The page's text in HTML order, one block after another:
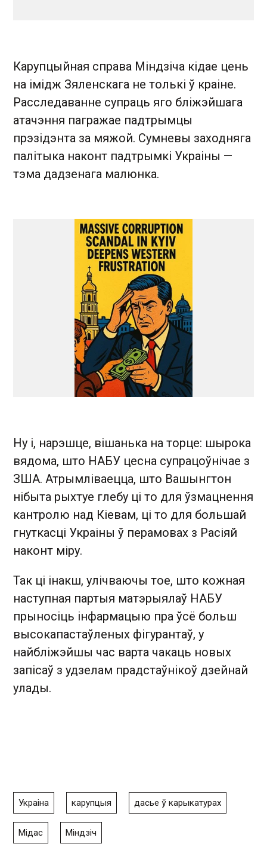
Карупцыйная справа Міндзіча кідае цень
на імідж Зяленскага не толькі ў краіне.
Расследаванне супраць яго бліжэйшага
атачэння пагражае падтрымцы
прэзідэнта за мяжой. Сумневы заходняга
палітыка наконт падтрымкі Украіны —
тэма дадзенага малюнка.
Ну і, нарэшце, вішанька на торце: шырока
вядома, што НАБУ цесна супрацоўнічае з
ЗША. Атрымліваецца, што Вашынгтон
нібыта рыхтуе глебу ці то для ўзмацнення
кантролю над Кіевам, ці то для большай
гнуткасці Украіны ў перамовах з Расіяй
наконт міру.
Так ці інакш, улічваючы тое, што кожная
наступная партыя матэрыялаў НАБУ
прыносіць інфармацыю пра ўсё больш
высокапастаўленых фігурантаў, у
найбліжэйшы час варта чакаць новых
запісаў з удзелам прадстаўнікоў дзейнай
улады.
Украіна карупцыя дасье ў карыкатурах
Мідас Міндзіч